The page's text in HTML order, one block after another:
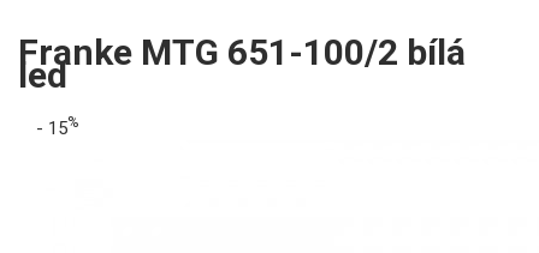
Franke MTG 651-100/2 bílá
led
- 15%